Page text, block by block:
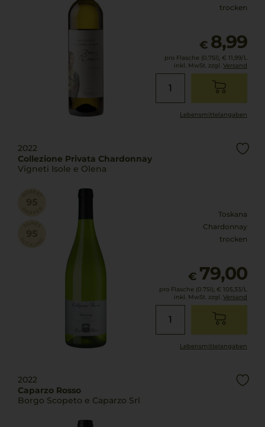
trocken
€ 8,99
pro Flasche (0.75l), € 11,99/L
inkl. MwSt. zzgl. Versand
Lebensmittel­angaben
2022
Collezione Privata Chardonnay
Vigneti Isole e Olena
Toskana
Chardonnay
trocken
€ 79,00
pro Flasche (0.75l), € 105,33/L
inkl. MwSt. zzgl. Versand
Lebensmittel­angaben
2022
Caparzo Rosso
Borgo Scopeto e Caparzo Srl